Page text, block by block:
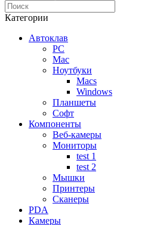
Категории
Автоклав
PC
Mac
Ноутбуки
Macs
Windows
Планшеты
Софт
Компоненты
Веб-камеры
Мониторы
test 1
test 2
Мышки
Принтеры
Сканеры
PDA
Камеры